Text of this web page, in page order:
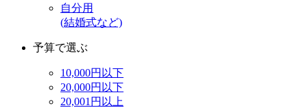
自分用
(結婚式など)
予算で選ぶ
10,000円以下
20,000円以下
20,001円以上